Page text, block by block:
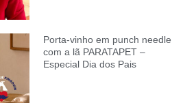
Porta-vinho em punch needle
com a lã PARATAPET –
Especial Dia dos Pais